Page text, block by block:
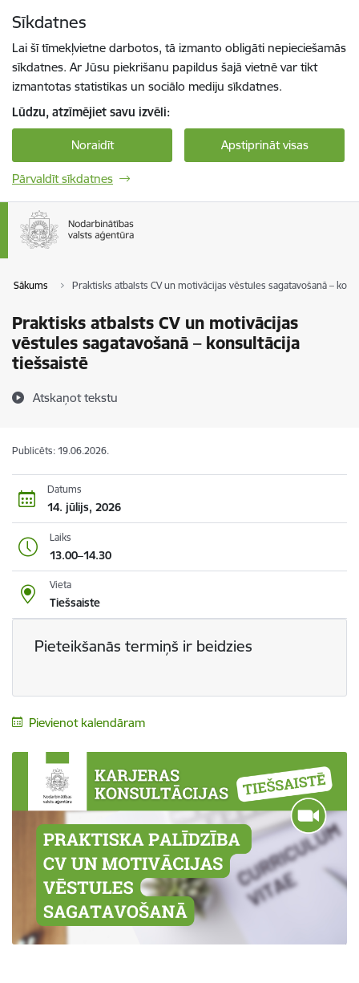
Sīkdatnes
Lai šī tīmekļvietne darbotos, tā izmanto obligāti nepieciešamās
sīkdatnes. Ar Jūsu piekrišanu papildus šajā vietnē var tikt
izmantotas statistikas un sociālo mediju sīkdatnes.
Lūdzu, atzīmējiet savu izvēli:
Noraidīt Apstiprināt visas
Pārvaldīt sīkdatnes
Sākums Praktisks atbalsts CV un motivācijas vēstules sagatavošanā –
Praktisks atbalsts CV un motivācijas
vēstules sagatavošanā – konsultācija
tiešsaistē
Atskaņot tekstu
Publicēts: 19.06.2026.
Datums
14. jūlijs, 2026
Laiks
13.00–14.30
Vieta
Tiešsaiste
Pieteikšanās termiņš ir beidzies
Pievienot kalendāram